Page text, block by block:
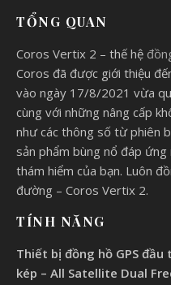
TỔNG QUAN
Coros Vertix 2 – thế hệ
Coros đã được giới thiệu
vào ngày 17/8/2021 vừa
cùng với những nâng cấp
như các thông số từ phiên
sản phẩm bùng nổ đáp
thám hiểm của bạn. Luôn
đường – Coros Vertix 2.
TÍNH NĂNG
Thiết bị đồng hồ GPS
kép – All Satellite Dual